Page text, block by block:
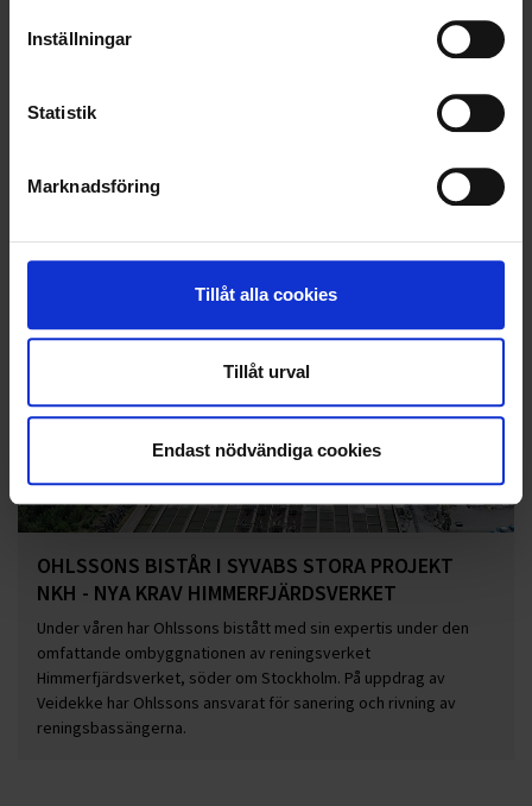
Inställningar
Statistik
Marknadsföring
Tillåt alla cookies
Tillåt urval
Endast nödvändiga cookies
YRKESFÖRARENS DAG – DE FÅR SVERIGE ATT
Den 9 september firar vi Yrkesförarens dag – en temadag
instiftad av Transportfackens Yrkes- och Arbetsmiljönämnd för
Sverige fungerar.
OHLSSONS BISTÅR I SYVABS STORA PROJEKT
NKH - NYA KRAV HIMMERFJÄRDSVERKET
Under våren har Ohlssons bistått med sin expertis under den
omfattande ombyggnationen av reningsverket
Himmerfjärdsverket, söder om Stockholm. På uppdrag av
Veidekke har Ohlssons ansvarat för sanering och rivning av
reningsbassängerna.